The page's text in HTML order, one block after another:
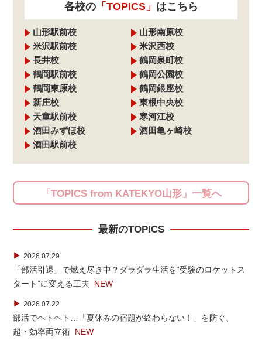
各校の「TOPICS」 はこちら
山形駅前校
山形南原校
米沢駅前校
米沢西校
長井校
鶴岡泉町校
鶴岡駅前校
鶴岡公園校
鶴岡東原校
鶴岡銀座校
新庄校
東根中央校
天童駅前校
寒河江校
酒田みずほ校
酒田亀ヶ崎校
酒田駅前校
「TOPICS from KATEKYO山形」一覧へ
最新のTOPICS
▶ 2026.07.29
「部活引退」で燃え尽き中？ダラダラ生活を“受験のロケットス
タート”に変える工夫 NEW
▶ 2026.07.22
部活でヘトヘト…「夏休みの宿題が終わらない！」を防ぐ、
超・効率両立術 NEW